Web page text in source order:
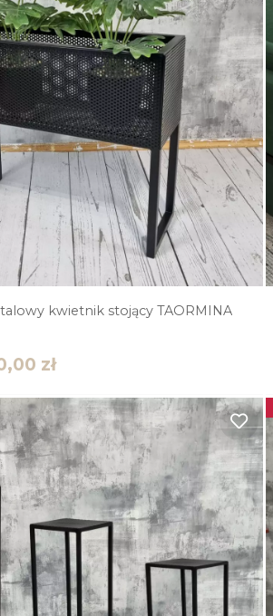
kwietnik stojący TAORMINA
zł